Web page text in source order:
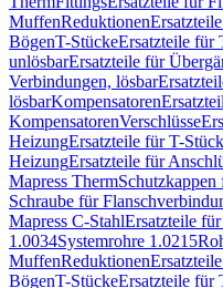
MuffenReduktionen
BögenT-StückeErsatzteile für
unlösbarErsatzteile für
Verbindungen, lösbar
lösbarKompensatoren
KompensatorenVerschlüsse
HeizungErsatzteile für T-
HeizungErsatzteile für
Mapress Therm
Schraube für
Mapress C-StahlErsatzteile
1.0034Systemrohre 1.0215
MuffenReduktionen
BögenT-StückeErsatzteile für